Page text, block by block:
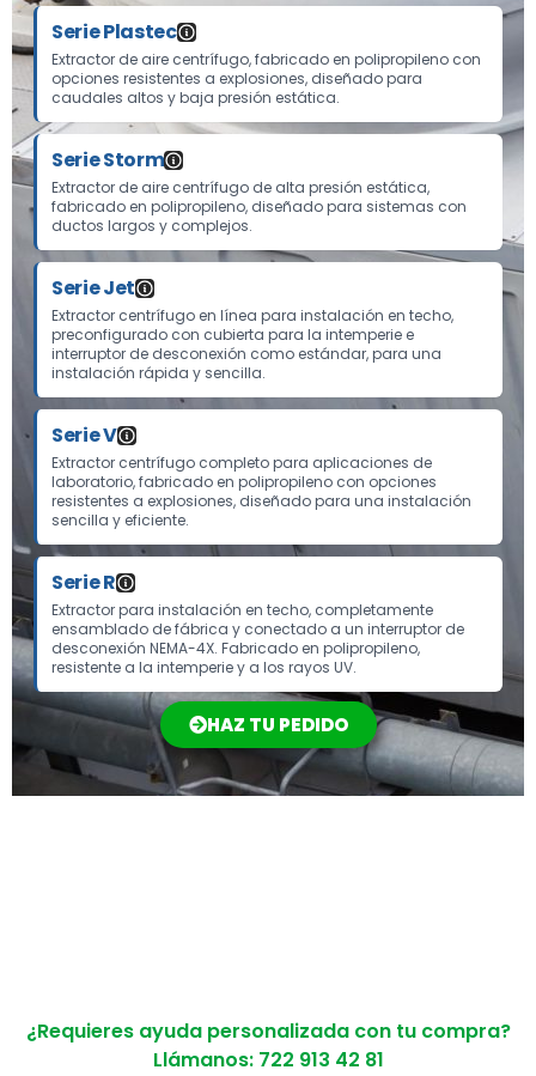
Catálogo de
Serie Plastec
Extractor de aire centrífugo, fabricado en polipropileno con
opciones resistentes a explosiones, diseñado para
caudales altos y baja presión estática.
Serie Storm
Extractor de aire centrífugo de alta presión estática,
fabricado en polipropileno, diseñado para sistemas con
ductos largos y complejos.
Serie Jet
Extractor centrífugo en línea para instalación en techo,
preconfigurado con cubierta para la intemperie e
interruptor de desconexión como estándar, para una
instalación rápida y sencilla.
Serie V
Extractor centrífugo completo para aplicaciones de
laboratorio, fabricado en polipropileno con opciones
resistentes a explosiones, diseñado para una instalación
sencilla y eficiente.
Serie R
Extractor para instalación en techo, completamente
ensamblado de fábrica y conectado a un interruptor de
desconexión NEMA-4X. Fabricado en polipropileno,
resistente a la intemperie y a los rayos UV.
HAZ TU PEDIDO
¿Requieres ayuda personalizada con tu compra?
Llámanos: 722 913 42 81